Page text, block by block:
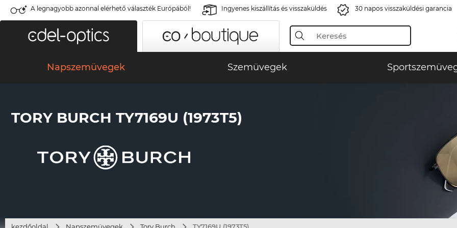
A legnagyobb azonnal elérhető választék Európából! Ingyenes kiszállítás és visszaküldés 30 napos visszaküldési garancia
Napszemüvegek Szemüvegek
TORY BURCH TY7169U (1973T5)